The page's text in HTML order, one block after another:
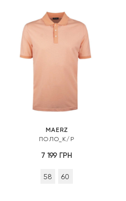
MAERZ
ПОЛО_К/Р
7 199 ГРН
58 60